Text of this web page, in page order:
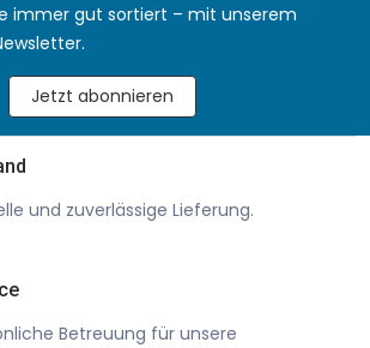
immer gut sortiert – mit unserem
Jetzt abonnieren
und zuverlässige Lieferung.
Betreuung für unsere